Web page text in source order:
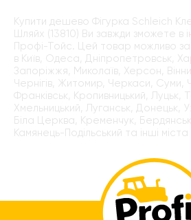
Купити дешево Фігурка Schleich
Шляйх (13810) Ви завжди зможете в
Профі-Тойс. Цей товар можливо
в Київ, Одеса, Дніпропетровськ,
Запоріжжя, Миколаїв, Херсон,
Чернігів, Житомир, Черкаси, Суми,
Франківськ, Кропивницький, Луцьк,
Хмельницький, Луганськ, Донецьк,
Біла Церква, Кременчук,
Камянець-Подільський та інші міста